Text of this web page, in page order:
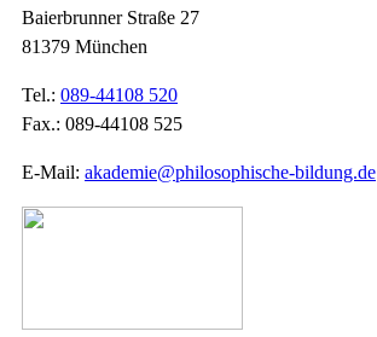
Baierbrunner Straße 27
81379 München
Tel.: 089-44108 520
Fax.: 089-44108 525
E-Mail: akademie@philosophische-bildung.de